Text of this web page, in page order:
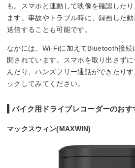
も。スマホと連動して映像を確認した
ます。事故やトラブル時に、録画した
送信することも可能です。
なかには、Wi-Fiに加えてBluetooth接続
開されています。スマホを取り出さず
んだり、ハンズフリー通話ができたり
ックしてみてください。
バイク用ドライブレコーダーのおす
マックスウィン(MAXWIN)